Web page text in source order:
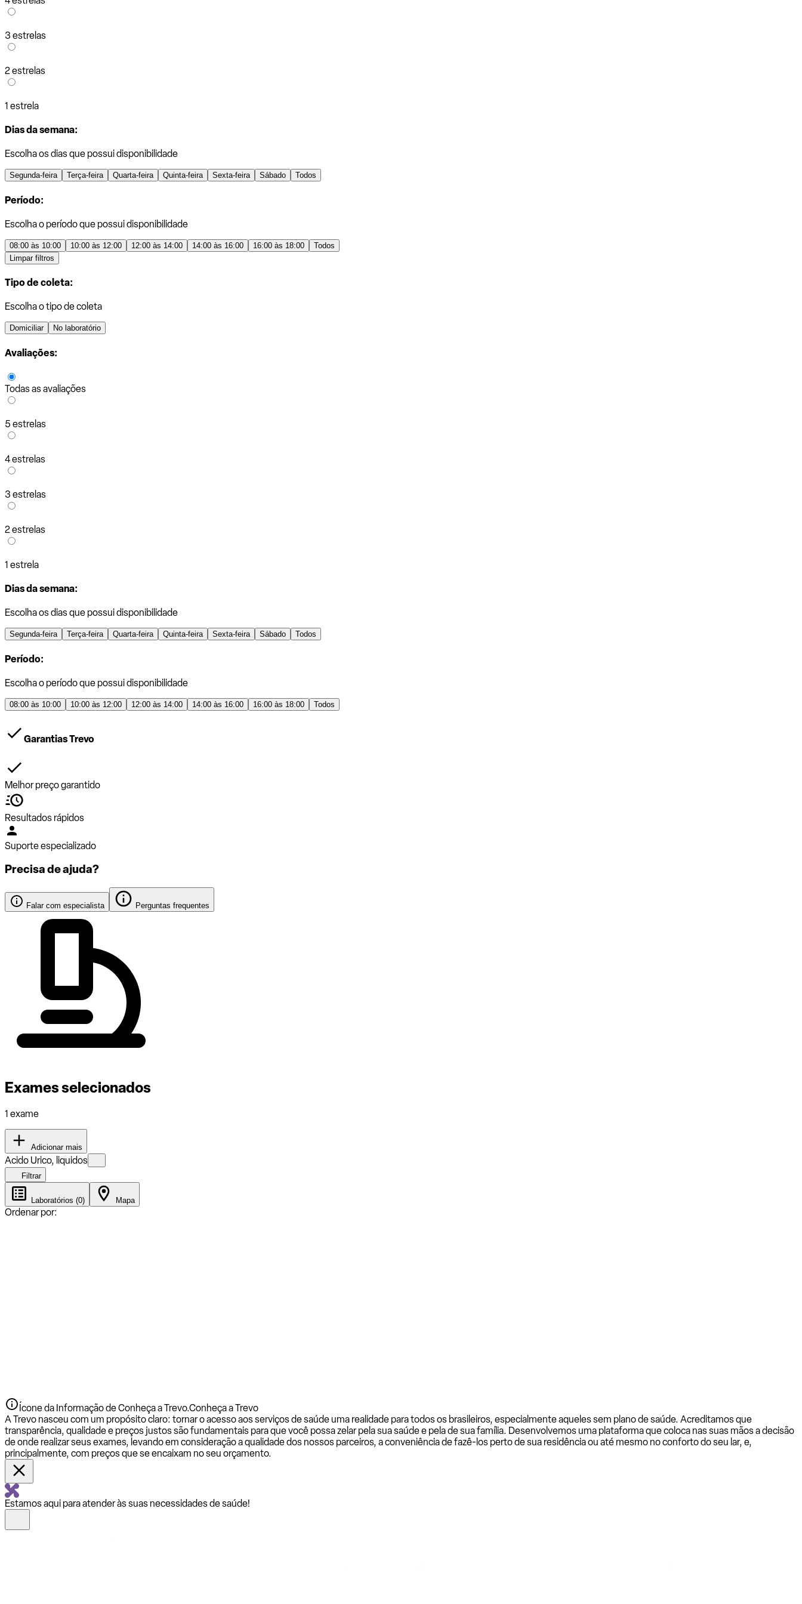
3 estrelas
2 estrelas
1 estrela
Dias da semana:
Escolha os dias que possui disponibilidade
Segunda-feira Terça-feira Quarta-feira Quinta-feira Sexta-feira Sábado Todos
Período:
Escolha o período que possui disponibilidade
08:00 às 10:00 10:00 às 12:00 12:00 às 14:00 14:00 às 16:00 16:00 às 18:00
Todos
Limpar filtros
Tipo de coleta:
Escolha o tipo de coleta
Domiciliar No laboratório
Avaliações:
Todas as avaliações
5 estrelas
4 estrelas
3 estrelas
2 estrelas
1 estrela
Dias da semana:
Escolha os dias que possui disponibilidade
Segunda-feira Terça-feira Quarta-feira Quinta-feira Sexta-feira Sábado Todos
Período:
Escolha o período que possui disponibilidade
08:00 às 10:00 10:00 às 12:00 12:00 às 14:00 14:00 às 16:00 16:00 às 18:00 Todos
Garantias Trevo
Melhor preço garantido
Resultados rápidos
Suporte especializado
Precisa de ajuda?
Falar com especialista Perguntas frequentes
Exames selecionados
1 exame
Adicionar mais
Acido Urico, liquidos
Filtrar
Laboratórios (0) Mapa
Ordenar por:
Ícone da Informação de Conheça a Trevo.Conheça a Trevo
A Trevo nasceu com um propósito claro: tornar o acesso aos serviços de saúde uma realidade para todos os brasileiros, especialmente aqueles sem plano de saúde. Acreditamos que
transparência, qualidade e preços justos são fundamentais para que você possa zelar pela sua saúde e pela de sua família. Desenvolvemos uma plataforma que coloca nas suas mãos a decisão
de onde realizar seus exames, levando em consideração a qualidade dos nossos parceiros, a conveniência de fazê-los perto de sua residência ou até mesmo no conforto do seu lar, e,
principalmente, com preços que se encaixam no seu orçamento.
Estamos aqui para atender às suas necessidades de saúde!